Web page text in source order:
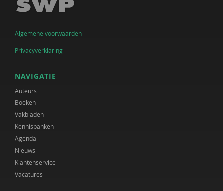
Algemene voorwaarden
Privacyverklaring
NAVIGATIE
Auteurs
Boeken
Vakbladen
Kennisbanken
Agenda
Nieuws
Klantenservice
Vacatures